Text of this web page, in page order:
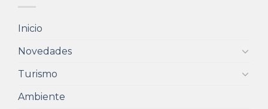
Inicio
Novedades
Turismo
Ambiente